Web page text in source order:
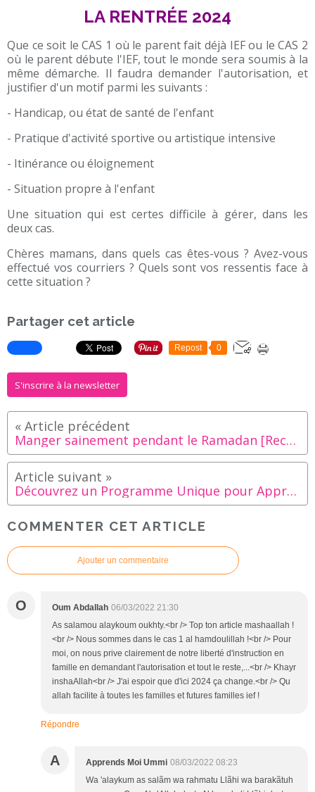
LA RENTRÉE 2024
Que ce soit le CAS 1 où le parent fait déjà IEF ou le CAS 2
où le parent débute l'IEF, tout le monde sera soumis à la
même démarche. Il faudra demander l'autorisation, et
justifier d'un motif parmi les suivants :
- Handicap, ou état de santé de l'enfant
- Pratique d'activité sportive ou artistique intensive
- Itinérance ou éloignement
- Situation propre à l'enfant
Une situation qui est certes difficile à gérer, dans les
deux cas.
Chères mamans, dans quels cas êtes-vous ? Avez-vous
effectué vos courriers ? Quels sont vos ressentis face à
cette situation ?
Partager cet article
Repost 0
S'inscrire à la newsletter
Manger sainement pendant le Ramadan [Recettes et conseils]
Découvrez un Programme Unique pour Apprendre la conjugaison Arabe à votre Enfant !
COMMENTER CET ARTICLE
Ajouter un commentaire
O Oum Abdallah 06/03/2022 21:30
As salamou alaykoum oukhty.<br /> Top ton article mashaallah !
<br /> Nous sommes dans le cas 1 al hamdoulillah !<br /> Pour
moi, on nous prive clairement de notre liberté d'instruction en
famille en demandant l'autorisation et tout le reste,...<br /> Khayr
inshaAllah<br /> J'ai espoir que d'ici 2024 ça change.<br /> Qu
allah facilite à toutes les familles et futures familles ief !
Répondre
A Apprends Moi Ummi 08/03/2022 08:23
Wa 'alaykum as salãm wa rahmatu Llãhi wa barakãtuh